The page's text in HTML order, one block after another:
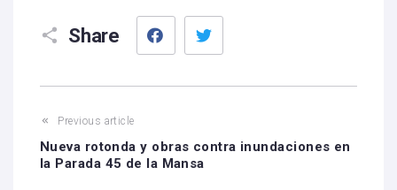
Share
Facebook
Previous article
Nueva rotonda y obras contra inundaciones en
la Parada 45 de la Mansa